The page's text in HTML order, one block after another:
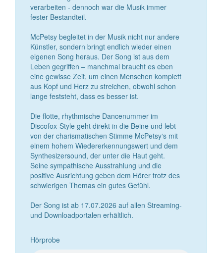
verarbeiten - dennoch war die Musik immer
fester Bestandteil.
McPetsy begleitet in der Musik nicht nur andere
Künstler, sondern bringt endlich wieder einen
eigenen Song heraus. Der Song ist aus dem
Leben gegriffen – manchmal braucht es eben
eine gewisse Zeit, um einen Menschen komplett
aus Kopf und Herz zu streichen, obwohl schon
lange feststeht, dass es besser ist.
Die flotte, rhythmische Dancenummer im
Discofox-Style geht direkt in die Beine und lebt
von der charismatischen Stimme McPetsy‘s mit
einem hohem Wiedererkennungswert und dem
Synthesizersound, der unter die Haut geht.
Seine sympathische Ausstrahlung und die
positive Ausrichtung geben dem Hörer trotz des
schwierigen Themas ein gutes Gefühl.
Der Song ist ab 17.07.2026 auf allen Streaming-
und Downloadportalen erhältlich.
Hörprobe